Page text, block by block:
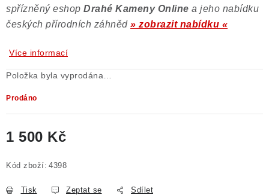
spřízněný eshop Drahé Kameny Online a jeho nabídku
českých přírodních záhněd » zobrazit nabídku «
Více informací
Položka byla vyprodána…
Prodáno
1 500 Kč
Kód zboží: 4398
Tisk Zeptat se Sdílet